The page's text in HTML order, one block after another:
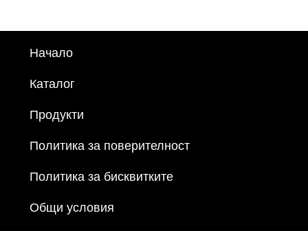
Начало
Каталог
Продукти
Политика за поверителност
Политика за бисквитките
Общи условия